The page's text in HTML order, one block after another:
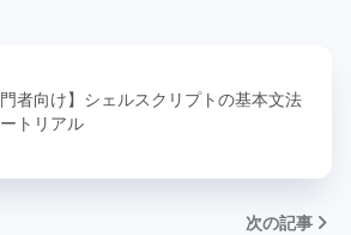
門者向け】シェルスクリプトの基本文法
トリアル
次の記事